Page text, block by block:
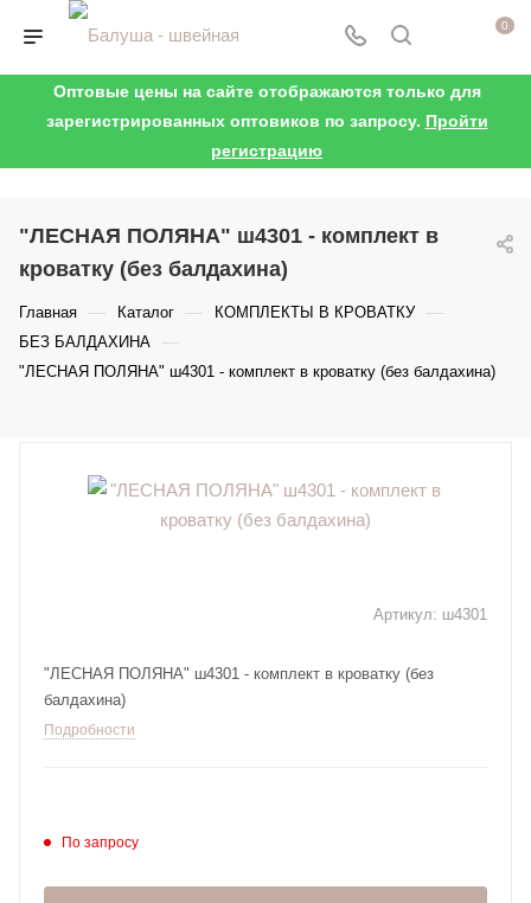
0
Оптовые цены на сайте отображаются только для
зарегистрированных оптовиков по запросу. Пройти
регистрацию
"ЛЕСНАЯ ПОЛЯНА" ш4301 - комплект в
кроватку (без балдахина)
Главная — Каталог — КОМПЛЕКТЫ В КРОВАТКУ —
БЕЗ БАЛДАХИНА —
"ЛЕСНАЯ ПОЛЯНА" ш4301 - комплект в кроватку (без балдахина)
Артикул: ш4301
"ЛЕСНАЯ ПОЛЯНА" ш4301 - комплект в кроватку (без
балдахина)
Подробности
По запросу